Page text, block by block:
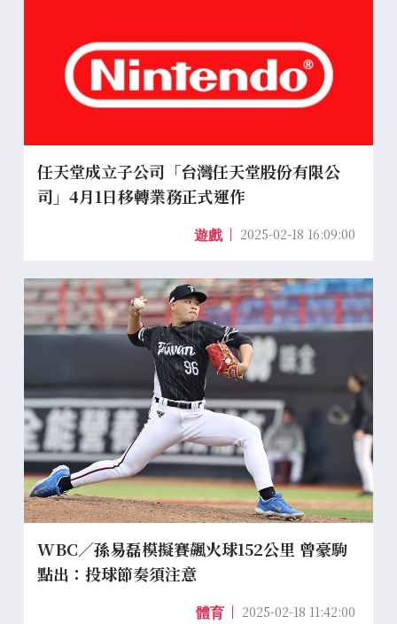
任天堂成立子公司「台灣任天堂股份有限公
司」4月1日移轉業務正式運作
遊戲 2025-02-18 16:09:00
WBC／孫易磊模擬賽飆火球152公里 曾豪駒
點出：投球節奏須注意
體育 2025-02-18 11:42:00